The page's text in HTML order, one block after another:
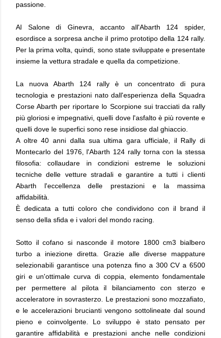
passione.
Al Salone di Ginevra, accanto all'Abarth 124 spider,
esordisce a sorpresa anche il primo prototipo della 124 rally.
Per la prima volta, quindi, sono state sviluppate e presentate
insieme la vettura stradale e quella da competizione.
La nuova Abarth 124 rally è un concentrato di pura
tecnologia e prestazioni nato dall'esperienza della Squadra
Corse Abarth per riportare lo Scorpione sui tracciati da rally
più gloriosi e impegnativi, quelli dove l'asfalto è più rovente e
quelli dove le superfici sono rese insidiose dal ghiaccio.
A oltre 40 anni dalla sua ultima gara ufficiale, il Rally di
Montecarlo del 1976, l'Abarth 124 rally torna con la stessa
filosofia: collaudare in condizioni estreme le soluzioni
tecniche delle vetture stradali e garantire a tutti i clienti
Abarth l'eccellenza delle prestazioni e la massima
affidabilità.
È dedicata a tutti coloro che condividono con il brand il
senso della sfida e i valori del mondo racing.
Sotto il cofano si nasconde il motore 1800 cm3 bialbero
turbo a iniezione diretta. Grazie alle diverse mappature
selezionabili garantisce una potenza fino a 300 CV a 6500
giri e un'ottimale curva di coppia, elemento fondamentale
per permettere al pilota il bilanciamento con sterzo e
acceleratore in sovrasterzo. Le prestazioni sono mozzafiato,
e le accelerazioni brucianti vengono sottolineate dal sound
pieno e coinvolgente. Lo sviluppo è stato pensato per
garantire affidabilità e prestazioni anche nelle condizioni